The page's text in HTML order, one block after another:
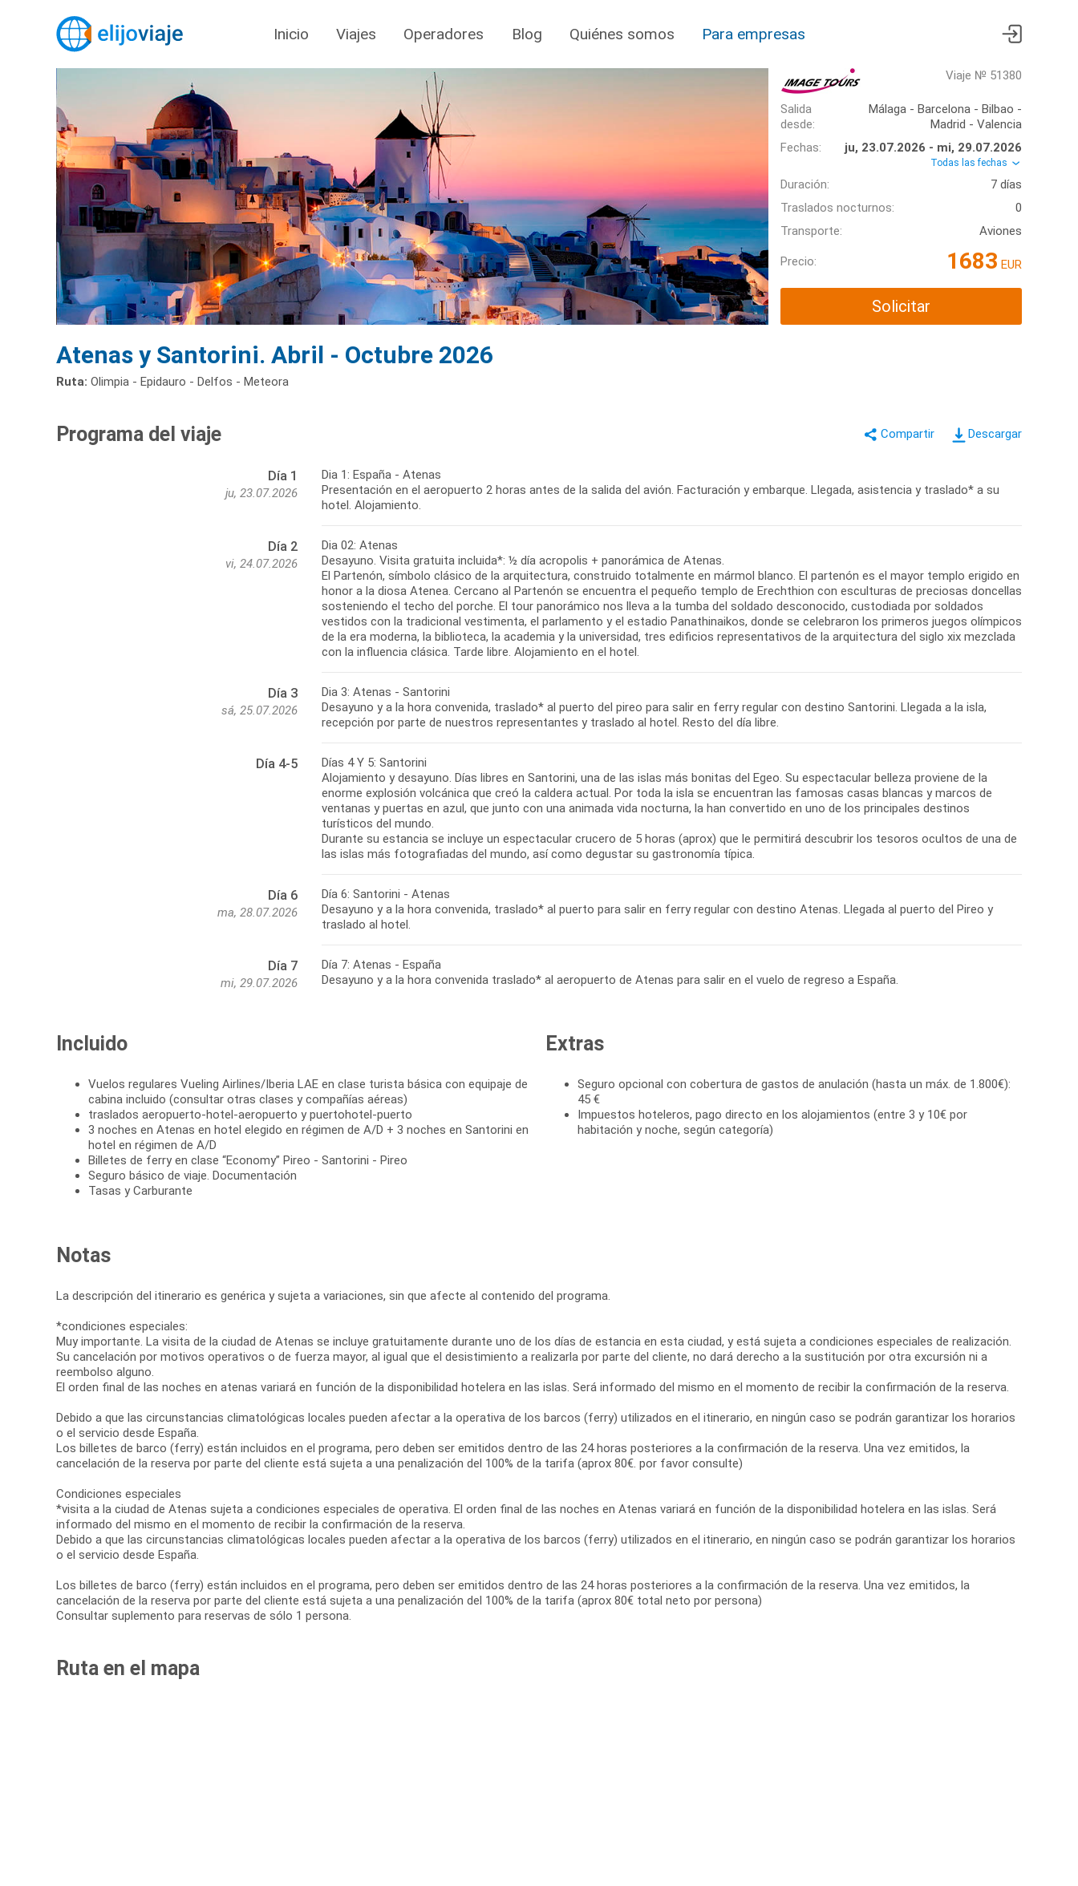
Inicio Viajes Operadores Blog Quiénes somos Para empresas
Viaje № 51380
Salida
desde:
Málaga - Barcelona - Bilbao -
Madrid - Valencia
Fechas:
ju, 23.07.2026 - mi, 29.07.2026
Todas las fechas
Duración:
7 días
Traslados nocturnos:
0
Transporte:
Aviones
Precio: 1683 EUR
Solicitar
Atenas y Santorini. Abril - Octubre 2026
Ruta: Olimpia - Epidauro - Delfos - Meteora
Descargar
Programa del viaje
Día 1
ju, 23.07.2026
Dia 1: España - Atenas
Presentación en el aeropuerto 2 horas antes de la salida del avión. Facturación y embarque. Llegada, asistencia y traslado* a su
hotel. Alojamiento.
Día 2
vi, 24.07.2026
Dia 02: Atenas
Desayuno. Visita gratuita incluida*: ½ día acropolis + panorámica de Atenas.
El Partenón, símbolo clásico de la arquitectura, construido totalmente en mármol blanco. El partenón es el mayor templo erigido en
honor a la diosa Atenea. Cercano al Partenón se encuentra el pequeño templo de Erechthion con esculturas de preciosas doncellas
sosteniendo el techo del porche. El tour panorámico nos lleva a la tumba del soldado desconocido, custodiada por soldados
vestidos con la tradicional vestimenta, el parlamento y el estadio Panathinaikos, donde se celebraron los primeros juegos olímpicos
de la era moderna, la biblioteca, la academia y la universidad, tres edificios representativos de la arquitectura del siglo xix mezclada
con la influencia clásica. Tarde libre. Alojamiento en el hotel.
Día 3
sá, 25.07.2026
Dia 3: Atenas - Santorini
Desayuno y a la hora convenida, traslado* al puerto del pireo para salir en ferry regular con destino Santorini. Llegada a la isla,
recepción por parte de nuestros representantes y traslado al hotel. Resto del día libre.
Día 4-5
Días 4 Y 5: Santorini
Alojamiento y desayuno. Días libres en Santorini, una de las islas más bonitas del Egeo. Su espectacular belleza proviene de la
enorme explosión volcánica que creó la caldera actual. Por toda la isla se encuentran las famosas casas blancas y marcos de
ventanas y puertas en azul, que junto con una animada vida nocturna, la han convertido en uno de los principales destinos
turísticos del mundo.
Durante su estancia se incluye un espectacular crucero de 5 horas (aprox) que le permitirá descubrir los tesoros ocultos de una de
las islas más fotografiadas del mundo, así como degustar su gastronomía típica.
Día 6
ma, 28.07.2026
Día 6: Santorini - Atenas
Desayuno y a la hora convenida, traslado* al puerto para salir en ferry regular con destino Atenas. Llegada al puerto del Pireo y
traslado al hotel.
Día 7
mi, 29.07.2026
Día 7: Atenas - España
Incluido
Vuelos regulares Vueling Airlines/Iberia LAE en clase turista básica con equipaje de
cabina incluido (consultar otras clases y compañías aéreas)
traslados aeropuerto-hotel-aeropuerto y puertohotel-puerto
3 noches en Atenas en hotel elegido en régimen de A/D + 3 noches en Santorini en
hotel en régimen de A/D
Billetes de ferry en clase “Economy” Pireo - Santorini - Pireo
Seguro básico de viaje. Documentación
Tasas y Carburante
Extras
Seguro opcional con cobertura de gastos de anulación (hasta un máx. de 1.800€):
45 €
Impuestos hoteleros, pago directo en los alojamientos (entre 3 y 10€ por
habitación y noche, según categoría)
Notas
La descripción del itinerario es genérica y sujeta a variaciones, sin que afecte al contenido del programa.
*condiciones especiales:
Muy importante. La visita de la ciudad de Atenas se incluye gratuitamente durante uno de los días de estancia en esta ciudad, y está sujeta a condiciones especiales de realización.
Su cancelación por motivos operativos o de fuerza mayor, al igual que el desistimiento a realizarla por parte del cliente, no dará derecho a la sustitución por otra excursión ni a
reembolso alguno.
El orden final de las noches en atenas variará en función de la disponibilidad hotelera en las islas. Será informado del mismo en el momento de recibir la confirmación de la reserva.
Debido a que las circunstancias climatológicas locales pueden afectar a la operativa de los barcos (ferry) utilizados en el itinerario, en ningún caso se podrán garantizar los horarios
o el servicio desde España.
Los billetes de barco (ferry) están incluidos en el programa, pero deben ser emitidos dentro de las 24 horas posteriores a la confirmación de la reserva. Una vez emitidos, la
cancelación de la reserva por parte del cliente está sujeta a una penalización del 100% de la tarifa (aprox 80€. por favor consulte)
Condiciones especiales
*visita a la ciudad de Atenas sujeta a condiciones especiales de operativa. El orden final de las noches en Atenas variará en función de la disponibilidad hotelera en las islas. Será
informado del mismo en el momento de recibir la confirmación de la reserva.
Debido a que las circunstancias climatológicas locales pueden afectar a la operativa de los barcos (ferry) utilizados en el itinerario, en ningún caso se podrán garantizar los horarios
o el servicio desde España.
Los billetes de barco (ferry) están incluidos en el programa, pero deben ser emitidos dentro de las 24 horas posteriores a la confirmación de la reserva. Una vez emitidos, la
cancelación de la reserva por parte del cliente está sujeta a una penalización del 100% de la tarifa (aprox 80€ total neto por persona)
Consultar suplemento para reservas de sólo 1 persona.
Ruta en el mapa